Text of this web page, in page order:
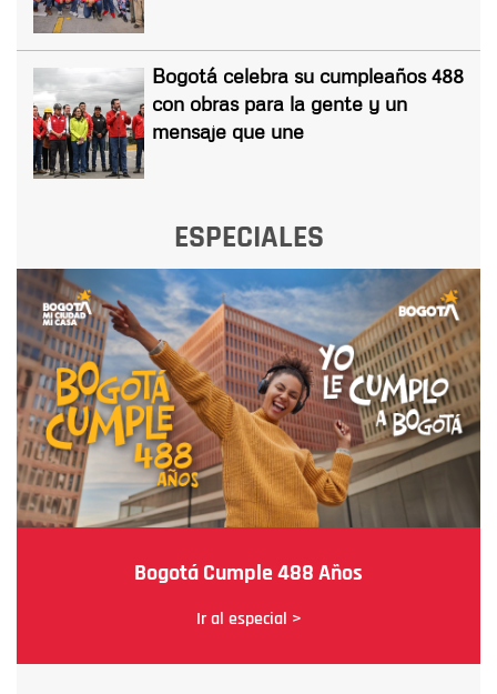
Bogotá celebra su cumpleaños 488
con obras para la gente y un
mensaje que une
ESPECIALES
Bogotá Cumple 488 Años
Ir al especial >